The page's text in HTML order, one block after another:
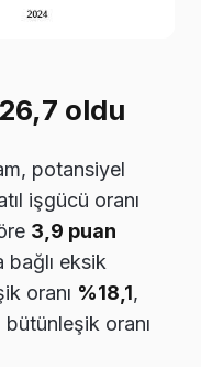
oldu
potansiyel
işgücü oranı
3,9 puan
bağlı eksik
oranı %18,1,
oranı